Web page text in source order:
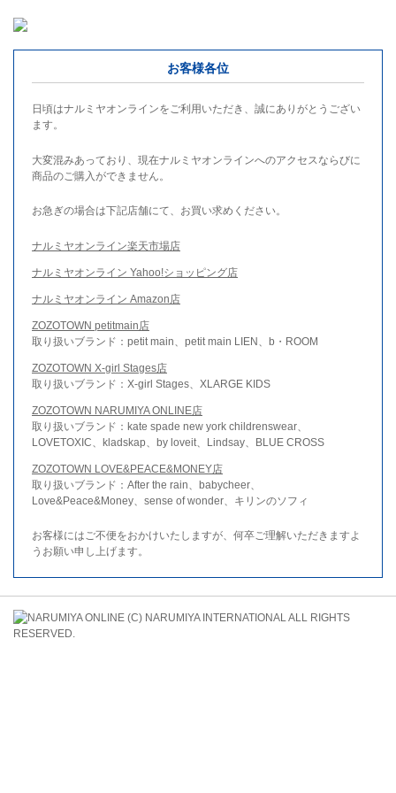
お客様各位
日頃はナルミヤオンラインをご利用いただき、誠にありがとうござい
ます。
大変混みあっており、現在ナルミヤオンラインへのアクセスならびに
商品のご購入ができません。
お急ぎの場合は下記店舗にて、お買い求めください。
ナルミヤオンライン楽天市場店
ナルミヤオンライン Yahoo!ショッピング店
ナルミヤオンライン Amazon店
ZOZOTOWN petitmain店
取り扱いブランド：petit main、petit main LIEN、b・ROOM
ZOZOTOWN X-girl Stages店
取り扱いブランド：X-girl Stages、XLARGE KIDS
ZOZOTOWN NARUMIYA ONLINE店
取り扱いブランド：kate spade new york childrenswear、
LOVETOXIC、kladskap、by loveit、Lindsay、BLUE CROSS
ZOZOTOWN LOVE&PEACE&MONEY店
取り扱いブランド：After the rain、babycheer、
Love&Peace&Money、sense of wonder、キリンのソフィ
お客様にはご不便をおかけいたしますが、何卒ご理解いただきますよ
うお願い申し上げます。